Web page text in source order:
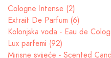
Cologne Intense (2)
Extrait De Parfum (6)
Kolonjska voda - Eau de
Lux parfemi (92)
Mirisne svijeće - Scented